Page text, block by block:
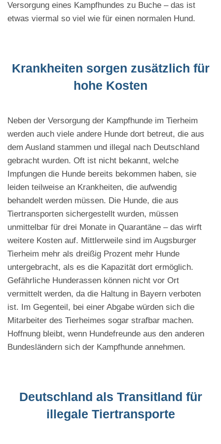
Versorgung eines Kampfhundes zu Buche – das ist
etwas viermal so viel wie für einen normalen Hund.
Krankheiten sorgen zusätzlich für
hohe Kosten
Neben der Versorgung der Kampfhunde im Tierheim
werden auch viele andere Hunde dort betreut, die aus
dem Ausland stammen und illegal nach Deutschland
gebracht wurden. Oft ist nicht bekannt, welche
Impfungen die Hunde bereits bekommen haben, sie
leiden teilweise an Krankheiten, die aufwendig
behandelt werden müssen. Die Hunde, die aus
Tiertransporten sichergestellt wurden, müssen
unmittelbar für drei Monate in Quarantäne – das wirft
weitere Kosten auf. Mittlerweile sind im Augsburger
Tierheim mehr als dreißig Prozent mehr Hunde
untergebracht, als es die Kapazität dort ermöglich.
Gefährliche Hunderassen können nicht vor Ort
vermittelt werden, da die Haltung in Bayern verboten
ist. Im Gegenteil, bei einer Abgabe würden sich die
Mitarbeiter des Tierheimes sogar strafbar machen.
Hoffnung bleibt, wenn Hundefreunde aus den anderen
Bundesländern sich der Kampfhunde annehmen.
Deutschland als Transitland für
illegale Tiertransporte